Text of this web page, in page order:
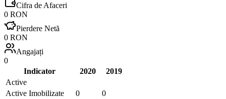
Cifra de Afaceri
0 RON
Pierdere Netă
0 RON
Angajați
0
Indicator
2020
2019
Active
Active Imobilizate
0
0